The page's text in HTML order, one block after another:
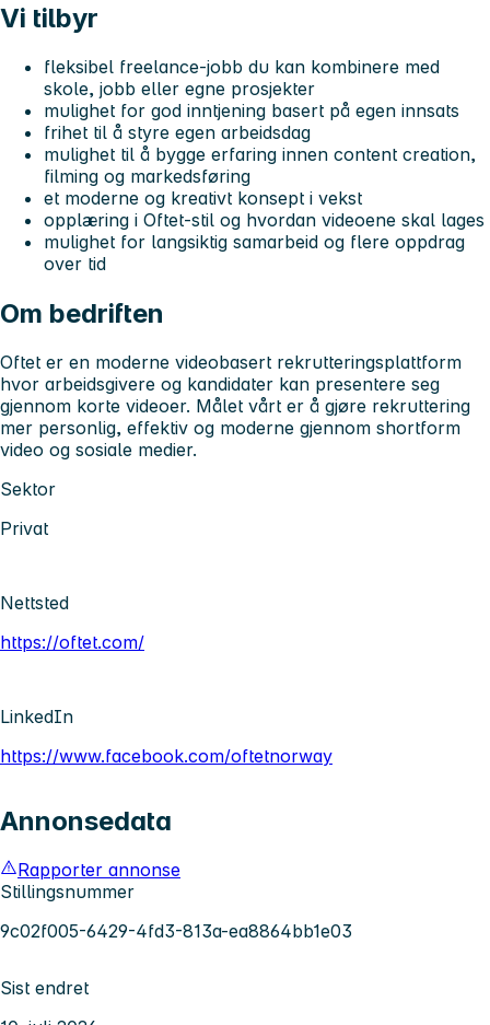
Vi tilbyr
fleksibel freelance-jobb du kan kombinere med
skole, jobb eller egne prosjekter
mulighet for god inntjening basert på egen innsats
frihet til å styre egen arbeidsdag
mulighet til å bygge erfaring innen content creation,
filming og markedsføring
et moderne og kreativt konsept i vekst
opplæring i Oftet-stil og hvordan videoene skal lages
mulighet for langsiktig samarbeid og flere oppdrag
over tid
Om bedriften
Oftet er en moderne videobasert rekrutteringsplattform
hvor arbeidsgivere og kandidater kan presentere seg
gjennom korte videoer. Målet vårt er å gjøre rekruttering
mer personlig, effektiv og moderne gjennom shortform
video og sosiale medier.
Sektor
Privat
Nettsted
https://oftet.com/
LinkedIn
https://www.facebook.com/oftetnorway
Annonsedata
Rapporter annonse
Stillingsnummer
9c02f005-6429-4fd3-813a-ea8864bb1e03
Sist endret